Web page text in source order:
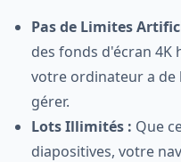
Pas de Limites
des fonds d'écran 4K
votre ordinateur a de
gérer.
Lots Illimités : Que
diapositives, votre